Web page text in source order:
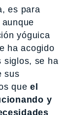
es para
yóguica
ha acogido
siglos, se ha
sus
queel
y